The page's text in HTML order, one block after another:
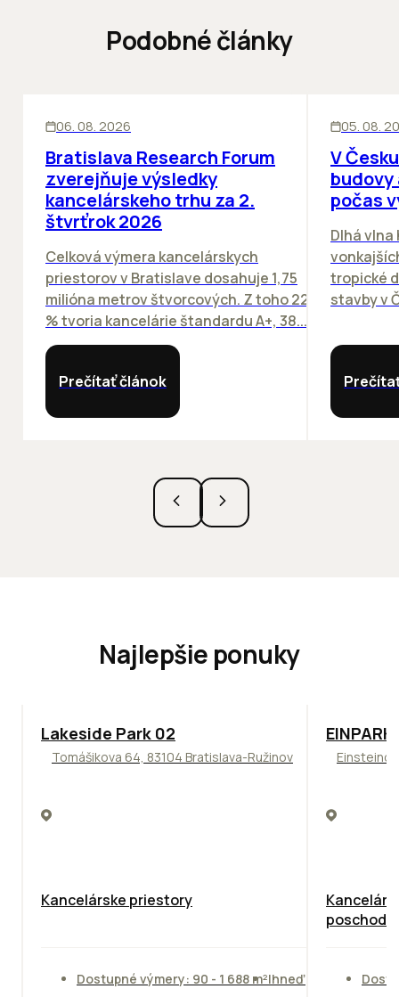
Podobné články
06. 08. 2026
Bratislava Research Forum
zverejňuje výsledky
kancelárskeho trhu za 2.
štvrťrok 2026
Celková výmera kancelárskych
priestorov v Bratislave dosahuje 1,75
milióna metrov štvorcových. Z toho 22
% tvoria kancelárie štandardu A+, 38...
Prečítať článok
05. 08.
V
počas
Dlhá
tropické
stavby v
Najlepšie ponuky
ODPORÚČAME
Lakeside Park 02
Tomášikova 64, 83104 Bratislava-Ružinov
Kancelárske priestory
Dostupné výmery: 90 - 1 688 m²Ihneď
TOP
poschodie